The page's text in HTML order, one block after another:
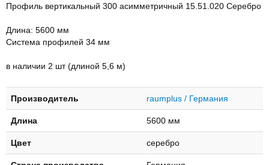
Профиль вертикальный 300 асимметричный 15.51.020 Серебро
Длина: 5600 мм
Система профилей 34 мм
в наличии 2 шт (длиной 5,6 м)
Производитель raumplus / Германия
Длина 5600 мм
Цвет серебро